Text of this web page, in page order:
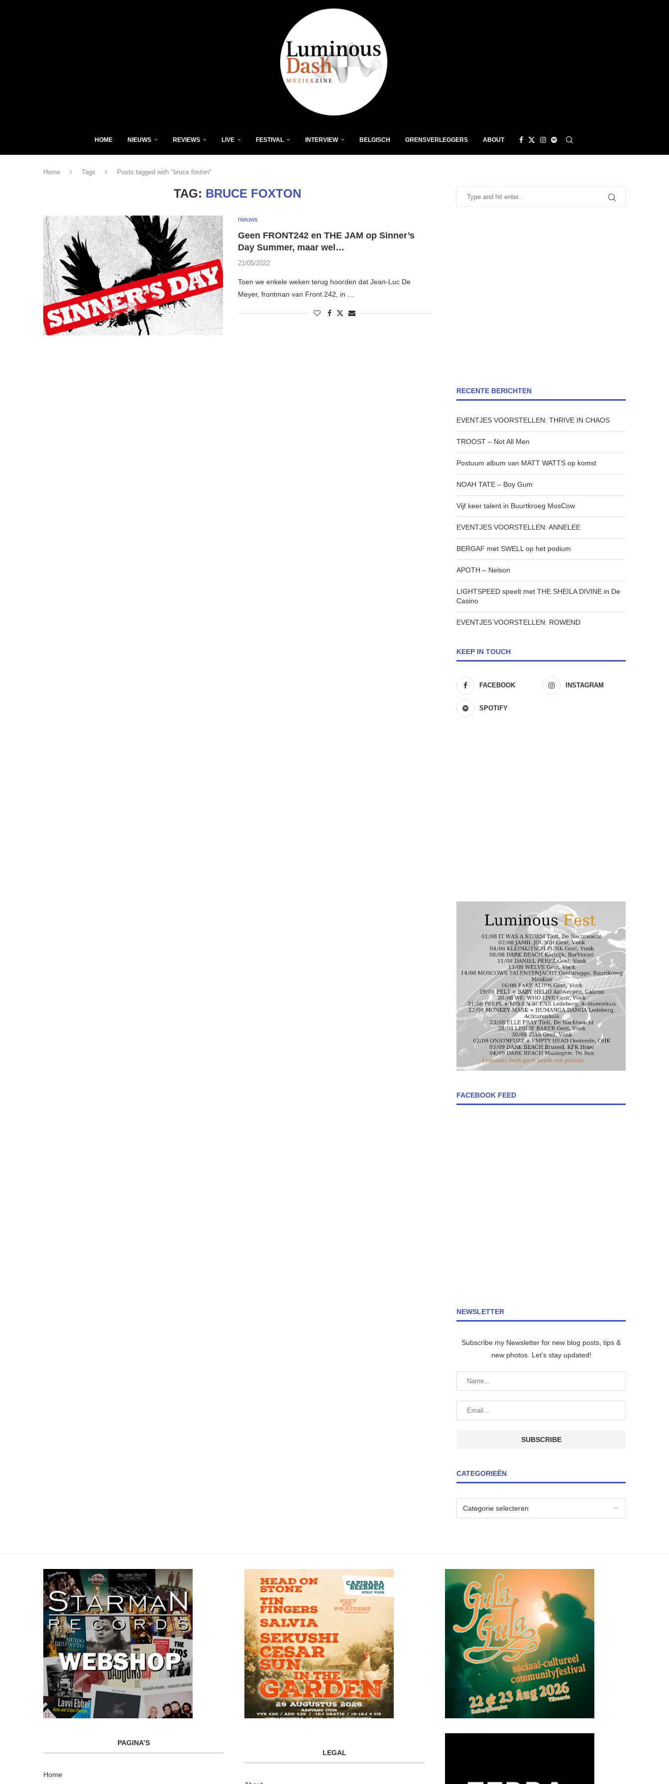
HOME NIEUWS REVIEWS LIVE FESTIVAL INTERVIEW BELGISCH GRENSVERLEGGERS ABOUT
Home Tags Posts tagged with "bruce foxton"
TAG: BRUCE FOXTON
nieuws
Geen FRONT242 en THE JAM op Sinner’s
Day Summer, maar wel…
21/05/2022
Toen we enkele weken terug hoorden dat Jean-Luc De
Meyer, frontman van Front 242, in …
RECENTE BERICHTEN
EVENTJES VOORSTELLEN: THRIVE IN CHAOS
TROOST – Not All Men
Postuum album van MATT WATTS op komst
NOAH TATE – Boy Gum
Vijf keer talent in Buurtkroeg MosCow
EVENTJES VOORSTELLEN: ANNELEE
BERGAF met SWELL op het podium
APOTH – Nelson
LIGHTSPEED speelt met THE SHEILA DIVINE in De
Casino
EVENTJES VOORSTELLEN: ROWEND
KEEP IN TOUCH
FACEBOOK INSTAGRAM
SPOTIFY
FACEBOOK FEED
NEWSLETTER
Subscribe my Newsletter for new blog posts, tips &
new photos. Let's stay updated!
CATEGORIEËN
PAGINA’S
Home
LEGAL